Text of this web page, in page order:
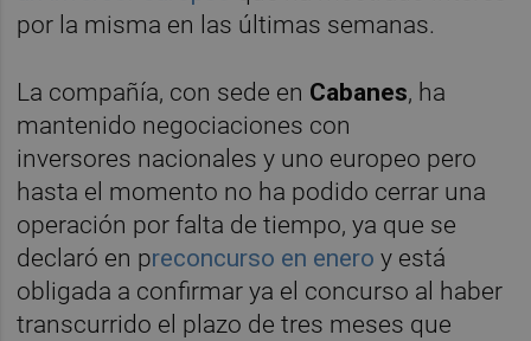
por la misma en las últimas semanas.
La compañía, con sede en Cabanes, ha
mantenido negociaciones con
inversores nacionales y uno europeo pero
hasta el momento no ha podido cerrar una
operación por falta de tiempo, ya que se
declaró en preconcurso en enero y está
obligada a confirmar ya el concurso al haber
transcurrido el plazo de tres meses que